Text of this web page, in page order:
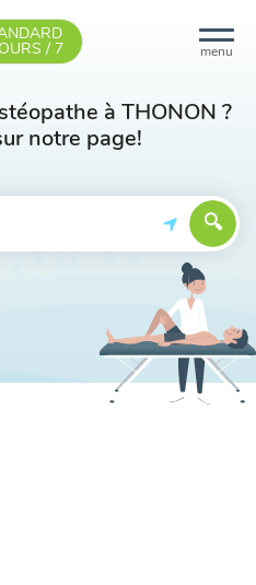
menu
/ 7
à THONON ?
notre page!